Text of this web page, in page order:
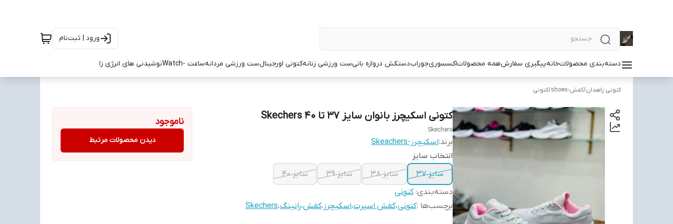
ورود | ثبت‌نام
دسته‌بندی محصولاتخانهپیگیری سفارشهمه محصولاتاکسسوریجورابدستکش دروازه بانیست ورزشی زنانهکتونی اورجینالست ورزشی مردانهساعت -Watch نوشیدنی های انرژی زا
کتونی زاهدان/کفش-shoes /کتونی
کتونی اسکیچرز بانوان سایز ۳۷ تا ۴۰ Skechers
Skechers
برند:اسکیچرز-Skeachers
انتخاب سایز
سایز ۳۷
سایز ۳۸ سایز ۳۹
سایز ۴۰
دسته‌بندی:کتونی
برچسب‌ها :کتونی،کفش اسپرت،اسکیچرز ،کفش،رانینگ،Skechers
ناموجود
دیدن محصولات مرتبط